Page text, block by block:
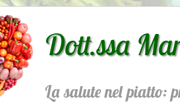
Dott.ssa
La salute nel piatto: